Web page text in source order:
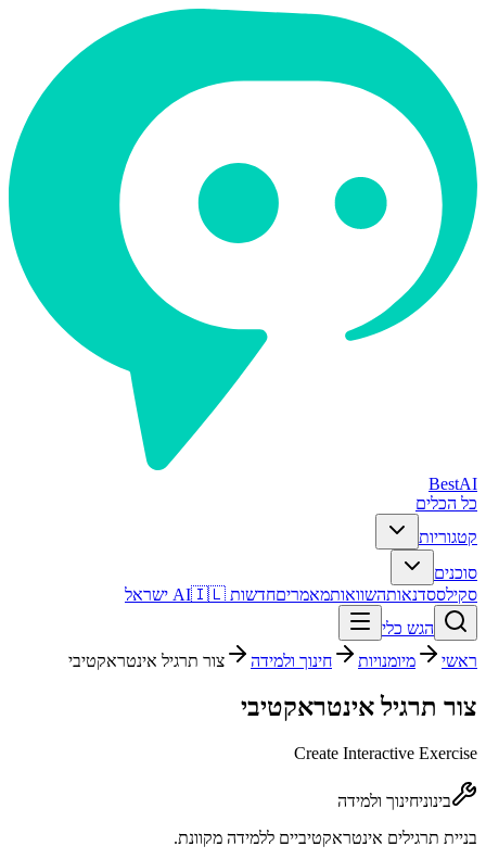
BestAI
כל הכלים
קטגוריות
סוכנים
סקילססדנאותהשוואותמאמריםחדשות AI 🇮🇱 ישראל
הגש כלי
ראשי
מיומנויות חינוך ולמידה צור תרגיל אינטראקטיבי
צור תרגיל אינטראקטיבי
Create Interactive Exercise
בינוניחינוך ולמידה
בניית תרגילים אינטראקטיביים ללמידה מקוונת.